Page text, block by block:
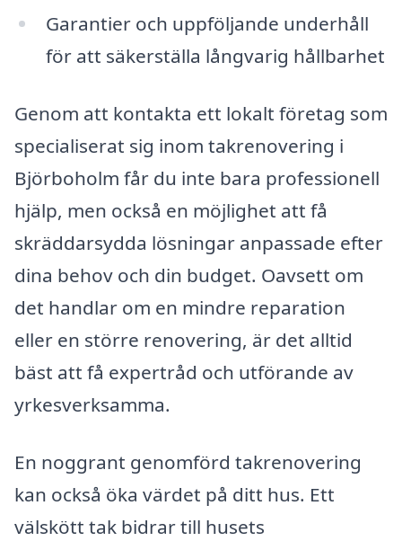
Garantier och uppföljande underhåll
för att säkerställa långvarig hållbarhet
Genom att kontakta ett lokalt företag som
specialiserat sig inom takrenovering i
Björboholm får du inte bara professionell
hjälp, men också en möjlighet att få
skräddarsydda lösningar anpassade efter
dina behov och din budget. Oavsett om
det handlar om en mindre reparation
eller en större renovering, är det alltid
bäst att få expertråd och utförande av
yrkesverksamma.
En noggrant genomförd takrenovering
kan också öka värdet på ditt hus. Ett
välskött tak bidrar till husets